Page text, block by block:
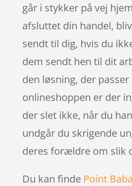
går i stykker på vej
afsluttet din handel,
sendt til dig, hvis du
dem sendt hen til dit
den løsning, der
onlineshoppen er der
der slet ikke, når du
undgår du skrigende
deres forældre om slik
Du kan finde Point